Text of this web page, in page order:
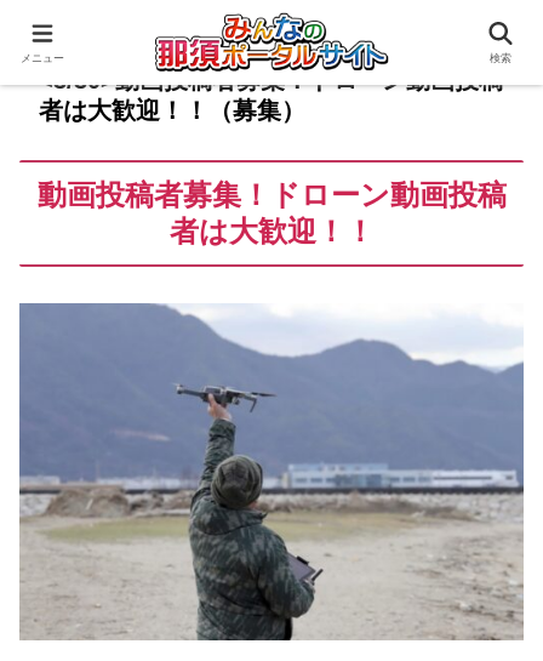
<3/30>動画投稿者募集！ドローン動画投稿
者は大歓迎！！（募集）
動画投稿者募集！ドローン動画投稿
者は大歓迎！！
メニュー 検索